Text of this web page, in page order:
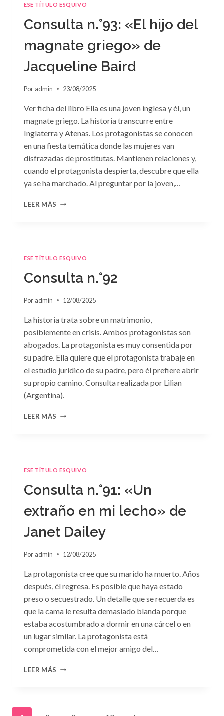
ESE TÍTULO ESQUIVO
Consulta n.°93: «El hijo del
magnate griego» de
Jacqueline Baird
Por admin 23/08/2025
Ver ficha del libro Ella es una joven inglesa y él, un
magnate griego. La historia transcurre entre
Inglaterra y Atenas. Los protagonistas se conocen
en una fiesta temática donde las mujeres van
disfrazadas de prostitutas. Mantienen relaciones y,
cuando el protagonista despierta, descubre que ella
ya se ha marchado. Al preguntar por la joven,…
LEER MÁS CONSULTA
MAGNATE
GRIEGO»
DE
BAIRD
ESE TÍTULO ESQUIVO
Consulta n.°92
Por admin 12/08/2025
La historia trata sobre un matrimonio,
posiblemente en crisis. Ambos protagonistas son
abogados. La protagonista es muy consentida por
su padre. Ella quiere que el protagonista trabaje en
el estudio jurídico de su padre, pero él prefiere abrir
su propio camino. Consulta realizada por Lilian
(Argentina).
LEER MÁS CONSULTA
ESE TÍTULO ESQUIVO
Consulta n.°91: «Un
extraño en mi lecho» de
Janet Dailey
Por admin 12/08/2025
La protagonista cree que su marido ha muerto. Años
después, él regresa. Es posible que haya estado
preso o secuestrado. Un detalle que se recuerda es
que la cama le resulta demasiado blanda porque
estaba acostumbrado a dormir en una cárcel o en
un lugar similar. La protagonista está
comprometida con el mejor amigo del…
LEER MÁS CONSULTA